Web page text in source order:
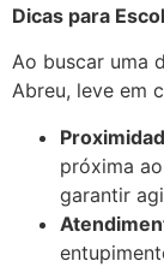
Dicas para
Ao buscar uma
Abreu, leve em
próxima
garantir